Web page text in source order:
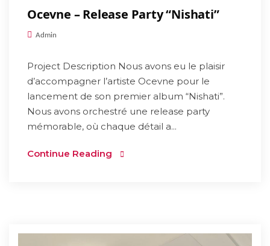
Ocevne – Release Party “Nishati”
Admin
Project Description Nous avons eu le plaisir
d’accompagner l’artiste Ocevne pour le
lancement de son premier album “Nishati”.
Nous avons orchestré une release party
mémorable, où chaque détail a...
Continue Reading